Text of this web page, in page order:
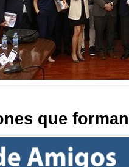
que